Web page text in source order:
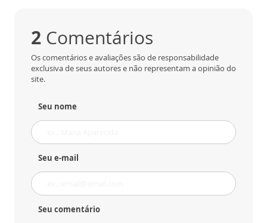
2 Comentários
Os comentários e avaliações são de responsabilidade
exclusiva de seus autores e não representam a opinião do
site.
Seu nome
Seu e-mail
Seu comentário